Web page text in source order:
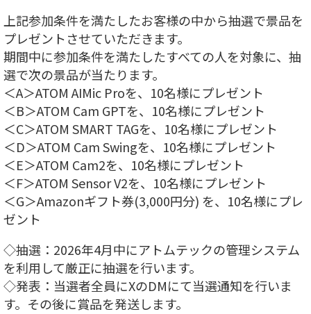
上記参加条件を満たしたお客様の中から抽選で景品を
プレゼントさせていただきます。
期間中に参加条件を満たしたすべての人を対象に、抽
選で次の景品が当たります。
＜A＞ATOM AIMic Proを、10名様にプレゼント
＜B＞ATOM Cam GPTを、10名様にプレゼント
＜C＞ATOM SMART TAGを、10名様にプレゼント
＜D＞ATOM Cam Swingを、10名様にプレゼント
＜E＞ATOM Cam2を、10名様にプレゼント
＜F＞ATOM Sensor V2を、10名様にプレゼント
＜G＞Amazonギフト券(3,000円分) を、10名様にプレ
ゼント
◇抽選：2026年4月中にアトムテックの管理システム
を利用して厳正に抽選を行います。
◇発表：当選者全員にXのDMにて当選通知を行いま
す。その後に賞品を発送します。